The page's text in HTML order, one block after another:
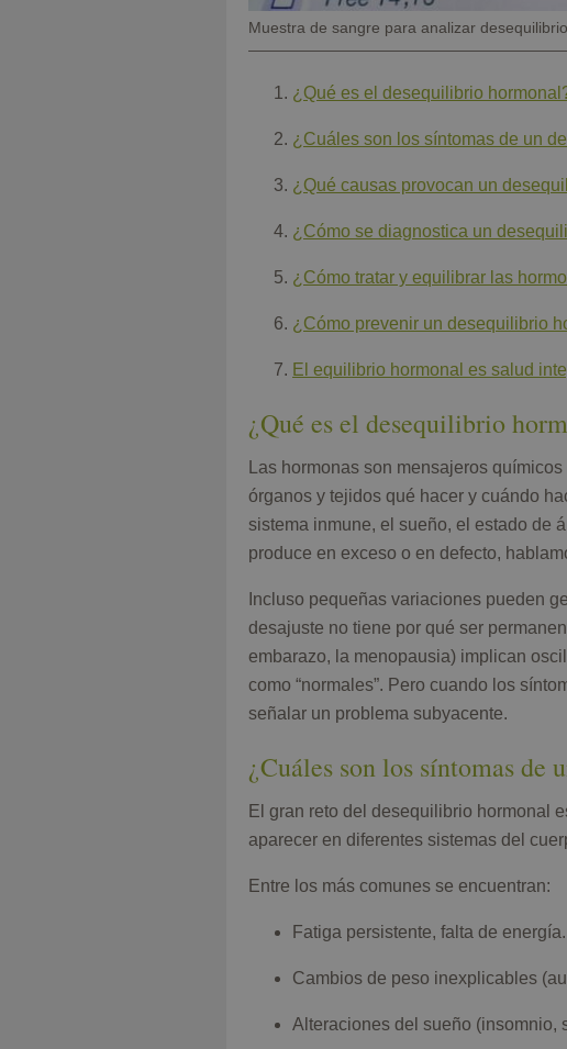
Pie
de
Muestra de sangre para analizar
¿Qué es el desequilibrio
¿Cuáles son los síntomas de un
¿Qué causas provocan un
¿Cómo se diagnostica un
¿Cómo tratar y equilibrar las
¿Cómo prevenir un desequilibrio
El equilibrio hormonal es salud
¿Qué es el desequilibrio
Las hormonas son mensajeros
órganos y tejidos qué hacer y cuándo
sistema inmune, el sueño, el estado de
produce en exceso o en defecto,
Incluso pequeñas variaciones pueden
desajuste no tiene por qué ser
embarazo, la menopausia) implican
como “normales”. Pero cuando los
señalar un problema subyacente.
¿Cuáles son los síntomas de
El gran reto del desequilibrio hormonal
aparecer en diferentes sistemas del
Entre los más comunes se encuentran:
Fatiga persistente, falta de energía.
Cambios de peso inexplicables
Alteraciones del sueño (insomnio,